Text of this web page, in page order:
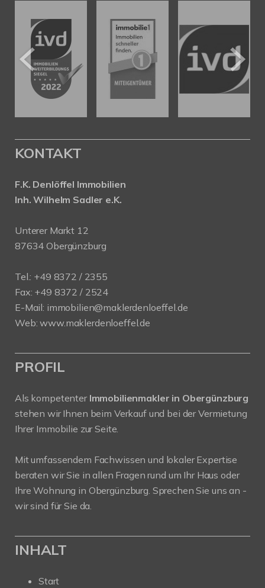
KONTAKT
F.K. Denlöffel Immobilien
Inh. Wilhelm Sadler e.K.
Unterer Markt 12
87634 Obergünzburg
Tel.: +49 8372 / 2355
Fax: +49 8372 / 2524
E-Mail: immobilien@maklerdenloeffel.de
Web:www.maklerdenloeffel.de
PROFIL
Als kompetenter Immobilienmakler in Obergünzburg
stehen wir Ihnen beim Verkauf und bei der Vermietung
Ihrer Immobilie zur Seite.
Mit umfassendem Fachwissen und lokaler Expertise
beraten wir Sie in allen Fragen rund um Ihr Haus oder
Ihre Wohnung in Obergünzburg. Sprechen Sie uns an -
wir sind für Sie da.
INHALT
Start